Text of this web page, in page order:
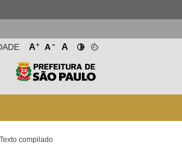
A+ A- A
Texto compilado